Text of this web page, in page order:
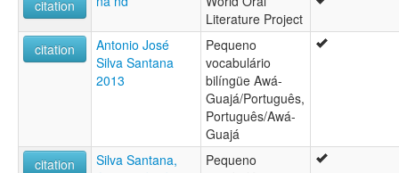
citation
Literature Project
citation
Antonio José
Silva Santana
2013
Pequeno
vocabulário
bilíngüe Awá-
Guajá/Português,
Português/Awá-
Guajá
citation
Silva Santana,
Pequeno